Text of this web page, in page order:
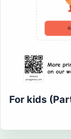
For kids